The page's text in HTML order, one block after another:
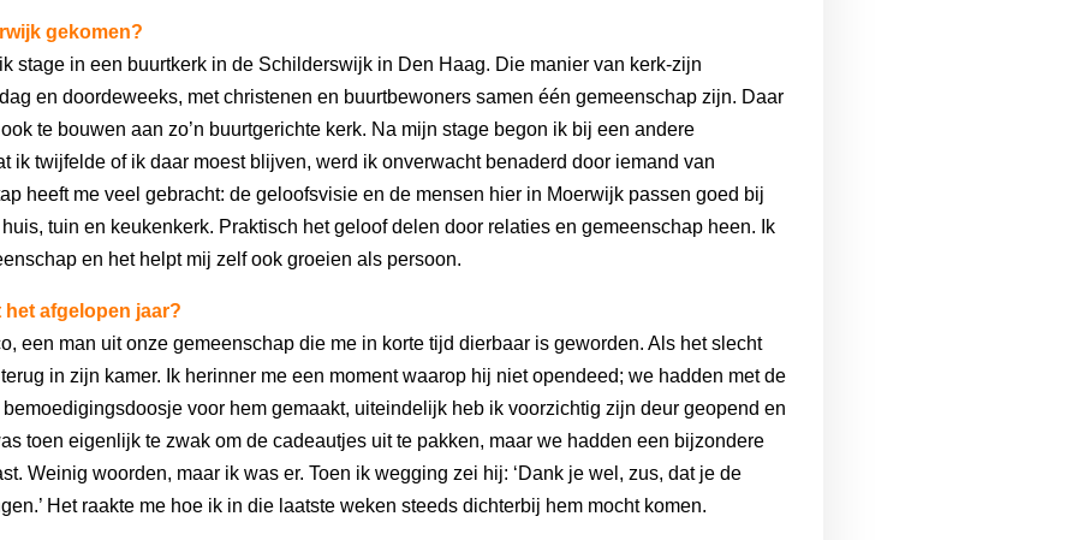
gekomen?
stage in een buurtkerk in de Schilderswijk in Den Haag. Die manier van kerk‑zijn
en doordeweeks, met christenen en buurtbewoners samen één gemeenschap zijn. Daar
te bouwen aan zo’n buurtgerichte kerk. Na mijn stage begon ik bij een andere
ik twijfelde of ik daar moest blijven, werd ik onverwacht benaderd door iemand van
heeft me veel gebracht: de geloofsvisie en de mensen hier in Moerwijk passen goed bij
tuin en keukenkerk. Praktisch het geloof delen door relaties en gemeenschap heen. Ik
en het helpt mij zelf ook groeien als persoon.
het afgelopen jaar?
een man uit onze gemeenschap die me in korte tijd dierbaar is geworden. Als het slecht
in zijn kamer. Ik herinner me een moment waarop hij niet opendeed; we hadden met de
voor hem gemaakt, uiteindelijk heb ik voorzichtig zijn deur geopend en
toen eigenlijk te zwak om de cadeautjes uit te pakken, maar we hadden een bijzondere
Weinig woorden, maar ik was er. Toen ik wegging zei hij: ‘Dank je wel, zus, dat je de
Het raakte me hoe ik in die laatste weken steeds dichterbij hem mocht komen.